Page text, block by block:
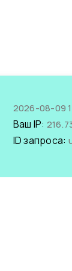
2026-08-09
Ваш IP:
ID запроса: